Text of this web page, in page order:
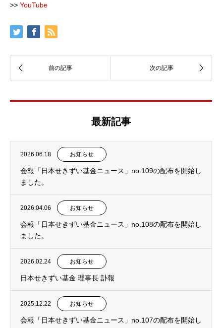
>> YouTube
最新記事
2026.06.18 お知らせ
会報「日本せきずい基金ニュース」no.109の配布を開始し
ました。
2026.04.06 お知らせ
会報「日本せきずい基金ニュース」no.108の配布を開始し
ました。
2026.02.24 お知らせ
日本せきずい基金 理事長 訃報
2025.12.22 お知らせ
会報「日本せきずい基金ニュース」no.107の配布を開始し